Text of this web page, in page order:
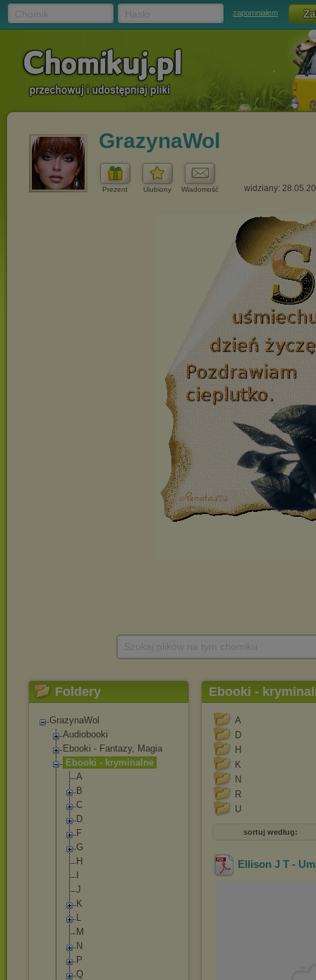
zapomniałem
GrazynaWol
Prezent Ulubiony Wiadomość widziany:
Foldery
GrazynaWol
Audiobooki
Ebooki - Fantazy, Magia
Ebooki - kryminalne
A
B
C
D
F
G
H
J
K
L
M
N
P
Q
Ebooki -
A
D
H
K
N
R
U
sortuj według:
Ellison J T -